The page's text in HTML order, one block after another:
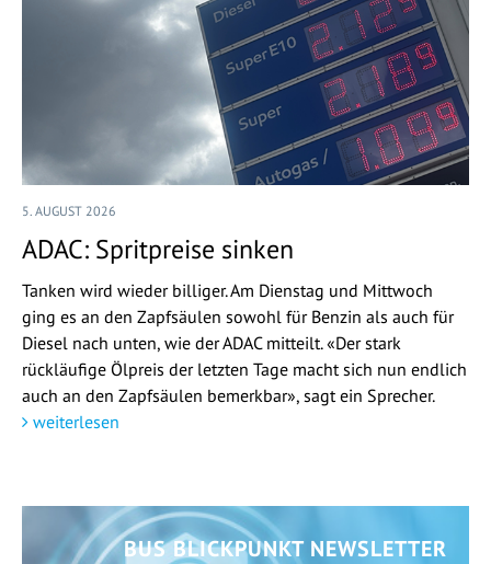
5. AUGUST 2026
ADAC: Spritpreise sinken
Tanken wird wieder billiger. Am Dienstag und Mittwoch
ging es an den Zapfsäulen sowohl für Benzin als auch für
Diesel nach unten, wie der ADAC mitteilt. «Der stark
rückläufige Ölpreis der letzten Tage macht sich nun endlich
auch an den Zapfsäulen bemerkbar», sagt ein Sprecher.
weiterlesen
BUS BLICKPUNKT NEWSLETTER